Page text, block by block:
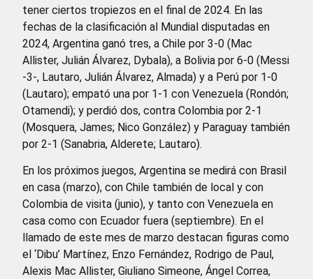
tener ciertos tropiezos en el final de 2024. En las
fechas de la clasificación al Mundial disputadas en
2024, Argentina ganó tres, a Chile por 3-0 (Mac
Allister, Julián Álvarez, Dybala), a Bolivia por 6-0 (Messi
-3-, Lautaro, Julián Álvarez, Almada) y a Perú por 1-0
(Lautaro); empató una por 1-1 con Venezuela (Rondón;
Otamendi); y perdió dos, contra Colombia por 2-1
(Mosquera, James; Nico González) y Paraguay también
por 2-1 (Sanabria, Alderete; Lautaro).
En los próximos juegos, Argentina se medirá con Brasil
en casa (marzo), con Chile también de local y con
Colombia de visita (junio), y tanto con Venezuela en
casa como con Ecuador fuera (septiembre). En el
llamado de este mes de marzo destacan figuras como
el ‘Dibu’ Martínez, Enzo Fernández, Rodrigo de Paul,
Alexis Mac Allister, Giuliano Simeone, Ángel Correa,